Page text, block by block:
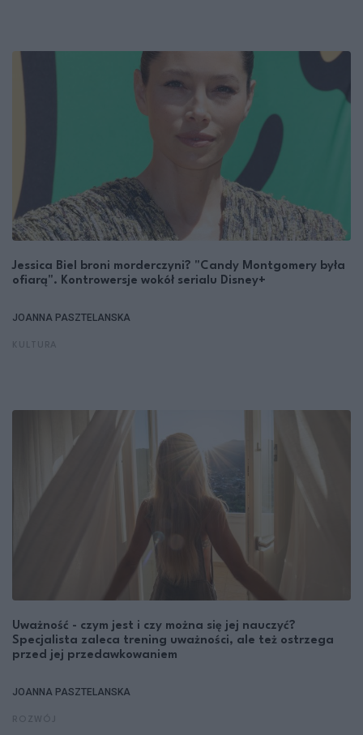
Jessica Biel broni morderczyni? "Candy Montgomery była
ofiarą". Kontrowersje wokół serialu Disney+
JOANNA PASZTELANSKA
Uważność - czym jest i czy można się jej nauczyć?
Specjalista zaleca trening uważności, ale też ostrzega
przed jej przedawkowaniem
JOANNA PASZTELANSKA